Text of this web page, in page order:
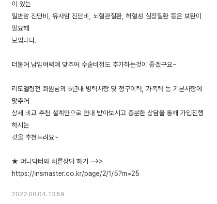
이 있는
일반암 진단비, 유사암 진단비, 뇌혈관질환, 허혈성 심장질환 등은 보완이
필요해
보입니다.
더불어 납입여력에 맞추어 수술비정도 추가하는것이 좋겠구요~
리모델링전 회원님의 5년내 병력사항 및 청구이력, 가족력 등 기본사항에
맞추어
상세 비교 추천 설계안으로 안내 받아보시고 충분한 상담을 통해 가입진행
하시는
것을 추천드려요~
★ 머니닥터와 빠른상담 하기 -->>
2022.08.04. 13:59